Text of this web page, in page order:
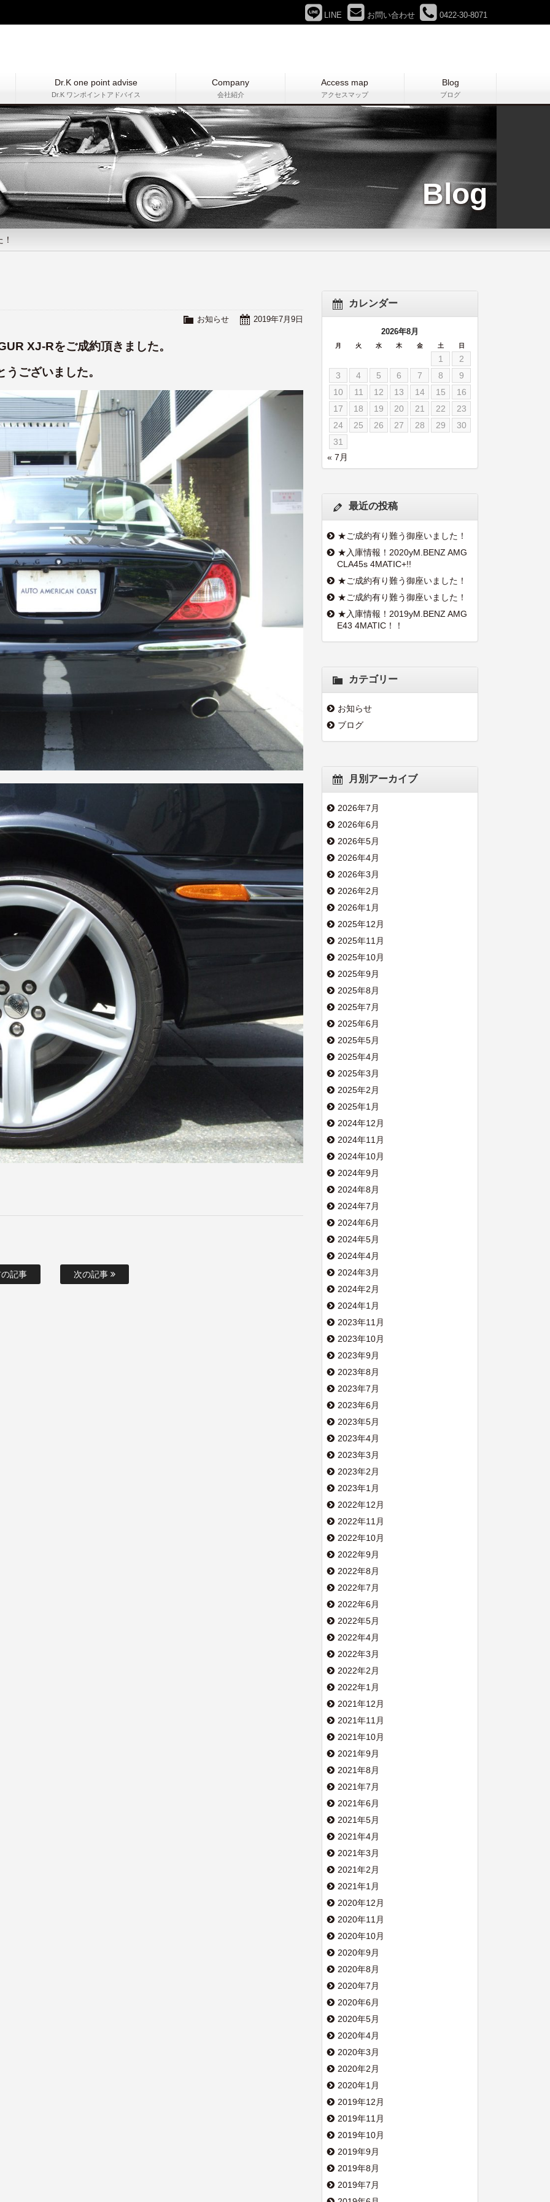
LINE お問い合わせ 0422-30-8071
Dr.K one point advise
Dr.K ワンポイントアドバイス
Company
会社紹介
Access map
アクセスマップ
Blog
ブログ
Blog
2019年7月9日
お知らせ
XJ-Rをご成約頂きました。
ございました。
記事 次の記事
カレンダー
2026年8月
月 火 水 木 金 土 日
1
2
3
4 5 6 7 8
9
10
11 12 13 14 15
16
17
18 19 20 21 22
23
24
25 26 27 28 29
30
31
« 7月
最近の投稿
★ご成約有り難う御座いました！
★入庫情報！2020yM.BENZ AMG
CLA45s 4MATIC+!!
★ご成約有り難う御座いました！
★ご成約有り難う御座いました！
★入庫情報！2019yM.BENZ AMG
E43 4MATIC！！
カテゴリー
お知らせ
ブログ
月別アーカイブ
2026年7月
2026年6月
2026年5月
2026年4月
2026年3月
2026年2月
2026年1月
2025年12月
2025年11月
2025年10月
2025年9月
2025年8月
2025年7月
2025年6月
2025年5月
2025年4月
2025年3月
2025年2月
2025年1月
2024年12月
2024年11月
2024年10月
2024年9月
2024年8月
2024年7月
2024年6月
2024年5月
2024年4月
2024年3月
2024年2月
2024年1月
2023年11月
2023年10月
2023年9月
2023年8月
2023年7月
2023年6月
2023年5月
2023年4月
2023年3月
2023年2月
2023年1月
2022年12月
2022年11月
2022年10月
2022年9月
2022年8月
2022年7月
2022年6月
2022年5月
2022年4月
2022年3月
2022年2月
2022年1月
2021年12月
2021年11月
2021年10月
2021年9月
2021年8月
2021年7月
2021年6月
2021年5月
2021年4月
2021年3月
2021年2月
2021年1月
2020年12月
2020年11月
2020年10月
2020年9月
2020年8月
2020年7月
2020年6月
2020年5月
2020年4月
2020年3月
2020年2月
2020年1月
2019年12月
2019年11月
2019年10月
2019年9月
2019年8月
2019年7月